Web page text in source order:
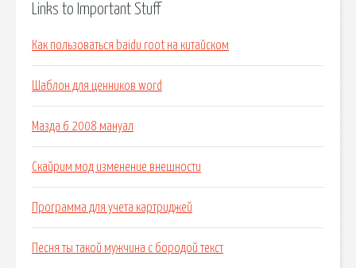
Links to Important Stuff
Как пользоваться baidu root на китайском
Шаблон для ценников word
Мазда 6 2008 мануал
Скайрим мод изменение внешности
Программа для учета картриджей
Песня ты такой мужчина с бородой текст